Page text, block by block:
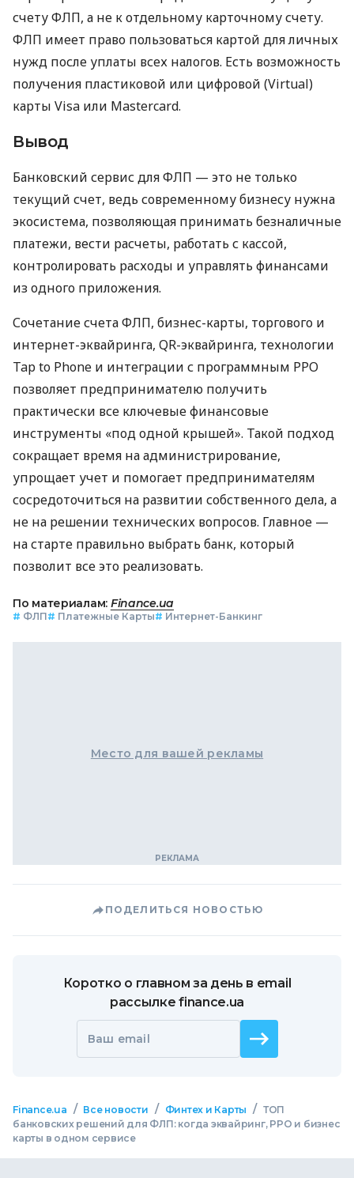
счету ФЛП, а не к отдельному карточному счету.
ФЛП имеет право пользоваться картой для личных
нужд после уплаты всех налогов. Есть возможность
получения пластиковой или цифровой (Virtual)
карты Visa или Mastercard.
Вывод
Банковский сервис для ФЛП — это не только
текущий счет, ведь современному бизнесу нужна
экосистема, позволяющая принимать безналичные
платежи, вести расчеты, работать с кассой,
контролировать расходы и управлять финансами
из одного приложения.
Сочетание счета ФЛП, бизнес-карты, торгового и
интернет-эквайринга, QR-эквайринга, технологии
Tap to Phone и интеграции с программным РРО
позволяет предпринимателю получить
практически все ключевые финансовые
инструменты «под одной крышей». Такой подход
сокращает время на администрирование,
упрощает учет и помогает предпринимателям
сосредоточиться на развитии собственного дела, а
не на решении технических вопросов. Главное —
на старте правильно выбрать банк, который
позволит все это реализовать.
По материалам: Finance.ua
# ФЛП# Платежные Карты# Интернет-Банкинг
Место для вашей рекламы
ПОДЕЛИТЬСЯ НОВОСТЬЮ
Коротко о главном за день в email
рассылке finance.ua
Ваш email
Finance.ua / Все новости / Финтех и Карты / ТОП
банковских решений для ФЛП: когда эквайринг, РРО и бизнес
карты в одном сервисе